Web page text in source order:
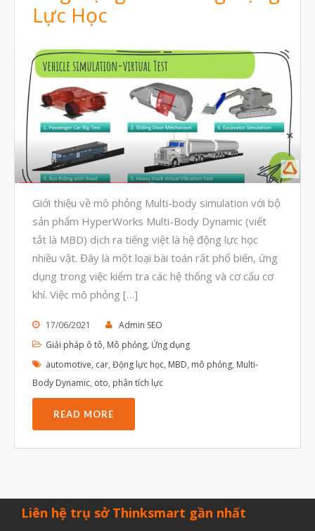
Tháng Năm 2022
Tháng Tư 2022
Tháng Ba 2022
Tháng Hai 2022
Tháng Một 2022
Tháng Mười Hai 2021
Tháng Mười Một 2021
Tháng Mười 2021
Tháng Chín 2021
Tháng Tám 2021
Tháng Mười Hai 2020
Tháng Mười 2020
Tháng Chín 2020
Lực Học
Giới thiệu về mô phỏng Multi-body simulation với bộ
sản phẩm HyperWorks Multi-Body Dynamic (viết
tắt là MBD) dịch ra tiếng việt là hệ động lực học
nhiều vật. Đây là một loại bài toán rất phổ biến, ứng
dụng trong việc kiểm tra các hệ thống và cơ cấu cơ
khí. Việc mô phỏng […]
17/06/2021
Admin SEO
Giải pháp ô tô, Mô phỏng, Ứng dụng
automotive, car, Động lực học, MBD, mô phỏng, Multi-
Body Dynamic, oto, phân tích lực
READ MORE
Liên hệ trụ sở Thinksmart gần nhất